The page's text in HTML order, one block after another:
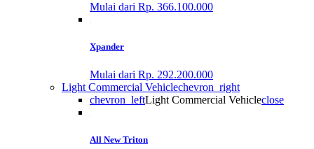
Mulai dari Rp. 366.100.000
Xpander
Mulai dari Rp. 292.200.000
Light Commercial Vehiclechevron_right
chevron_leftLight Commercial Vehicleclose
All New Triton